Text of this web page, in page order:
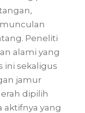
Peneliti
alami yang
ini sekaligus
jamur
dipilih
aktifnya yang